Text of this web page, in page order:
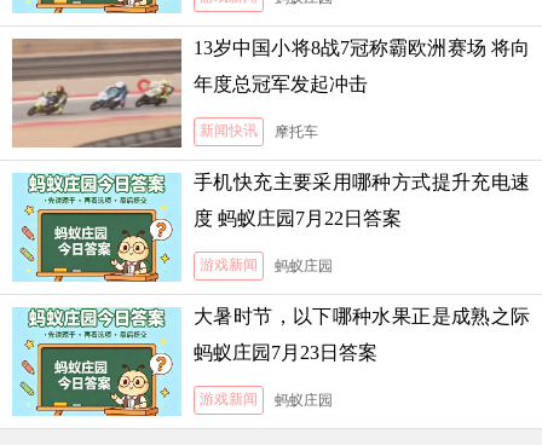
13岁中国小将8战7冠称霸欧洲赛场 将向
年度总冠军发起冲击
新闻快讯 摩托车
手机快充主要采用哪种方式提升充电速
度 蚂蚁庄园7月22日答案
游戏新闻 蚂蚁庄园
大暑时节，以下哪种水果正是成熟之际
蚂蚁庄园7月23日答案
游戏新闻 蚂蚁庄园